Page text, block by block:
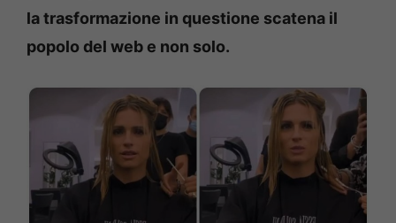
la trasformazione in questione scatena il
popolo del web e non solo.